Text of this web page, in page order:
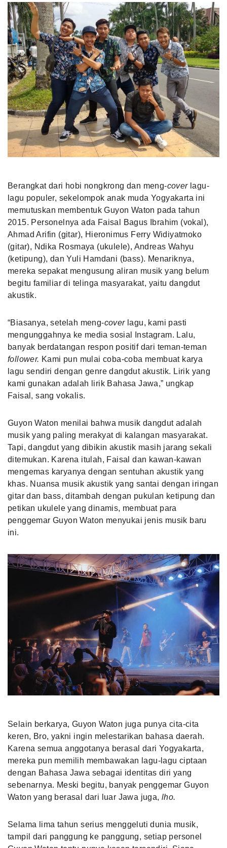
Berangkat dari hobi nongkrong dan meng-coverlagu-
lagu populer, sekelompok anak muda Yogyakarta ini
memutuskan membentuk Guyon Waton pada tahun
2015. Personelnya ada Faisal Bagus Ibrahim (vokal),
Ahmad Arifin (gitar), Hieronimus Ferry Widiyatmoko
(gitar), Ndika Rosmaya (ukulele), Andreas Wahyu
(ketipung), dan Yuli Hamdani (bass). Menariknya,
mereka sepakat mengusung aliran musik yang belum
begitu familiar di telinga masyarakat, yaitu dangdut
akustik.
“Biasanya, setelah meng-cover lagu, kami pasti
mengunggahnya ke media sosial Instagram. Lalu,
banyak berdatangan respon positif dari teman-teman
follower. Kami pun mulai coba-coba membuat karya
lagu sendiri dengan genre dangdut akustik. Lirik yang
kami gunakan adalah lirik Bahasa Jawa,” ungkap
Faisal, sang vokalis.
Guyon Waton menilai bahwa musik dangdut adalah
musik yang paling merakyat di kalangan masyarakat.
Tapi, dangdut yang dibikin akustik masih jarang sekali
ditemukan. Karena itulah, Faisal dan kawan-kawan
mengemas karyanya dengan sentuhan akustik yang
khas. Nuansa musik akustik yang santai dengan iringan
gitar dan bass, ditambah dengan pukulan ketipung dan
petikan ukulele yang dinamis, membuat para
penggemar Guyon Waton menyukai jenis musik baru
ini.
Selain berkarya, Guyon Waton juga punya cita-cita
keren, Bro, yakni ingin melestarikan bahasa daerah.
Karena semua anggotanya berasal dari Yogyakarta,
mereka pun memilih membawakan lagu-lagu ciptaan
dengan Bahasa Jawa sebagai identitas diri yang
sebenarnya. Meski begitu, banyak penggemar Guyon
Waton yang berasal dari luar Jawa juga, lho.
Selama lima tahun serius menggelutidunia musik,
tampil dari panggung ke panggung, setiap personel